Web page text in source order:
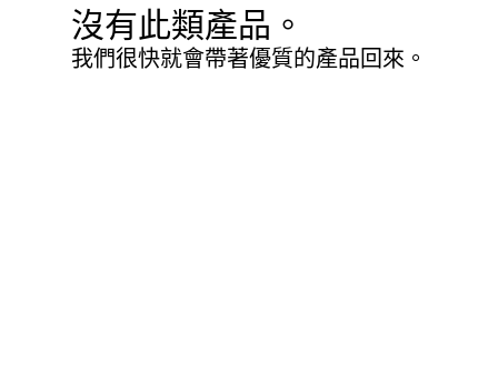
沒有此類產品。
我們很快就會帶著優質的產品回來。